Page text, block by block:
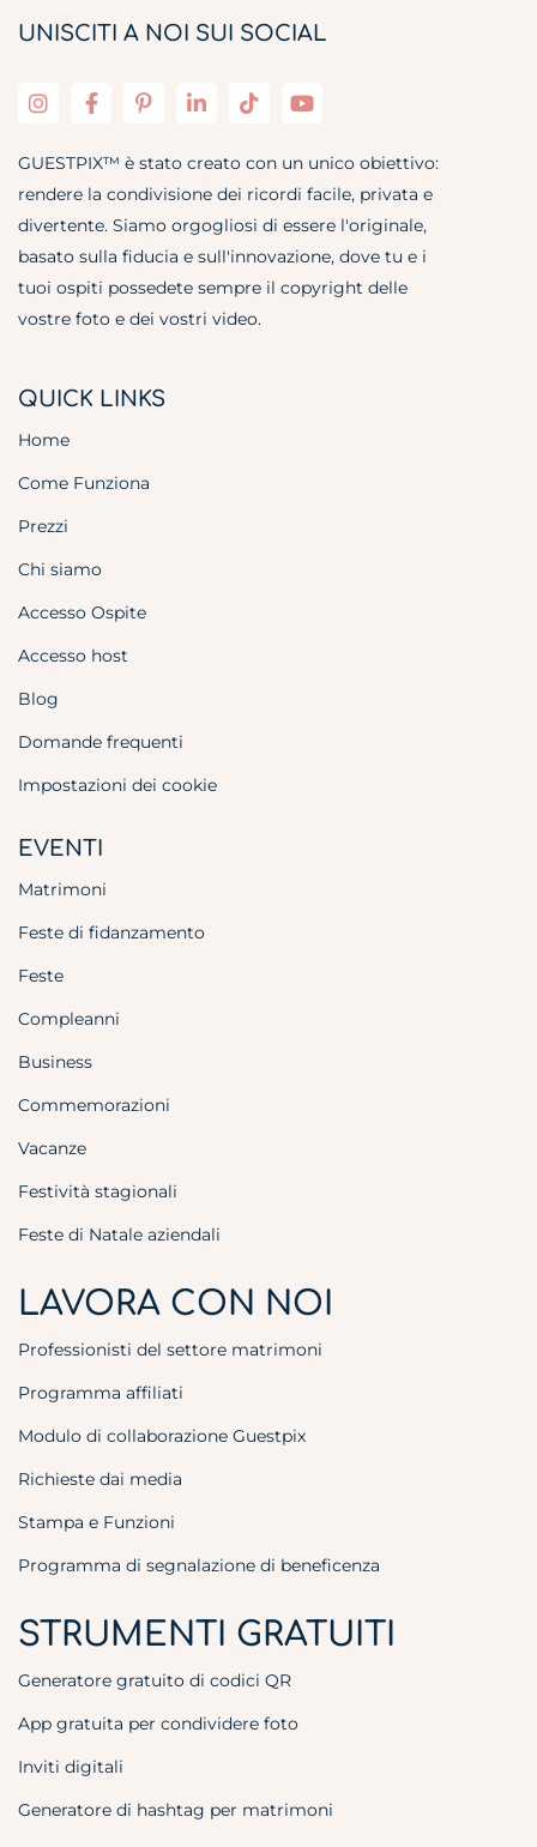
UNISCITI A NOI SUI SOCIAL
GUESTPIX™ è stato creato con un unico obiettivo:
rendere la condivisione dei ricordi facile, privata e
divertente. Siamo orgogliosi di essere l'originale,
basato sulla fiducia e sull'innovazione, dove tu e i
tuoi ospiti possedete sempre il copyright delle
vostre foto e dei vostri video.
QUICK LINKS
Home
Come Funziona
Prezzi
Chi siamo
Accesso Ospite
Accesso host
Blog
Domande frequenti
Impostazioni dei cookie
EVENTI
Matrimoni
Feste di fidanzamento
Feste
Compleanni
Business
Commemorazioni
Vacanze
Festività stagionali
Feste di Natale aziendali
LAVORA CON NOI
Professionisti del settore matrimoni
Programma affiliati
Modulo di collaborazione Guestpix
Richieste dai media
Stampa e Funzioni
Programma di segnalazione di beneficenza
STRUMENTI GRATUITI
Generatore gratuito di codici QR
App gratuita per condividere foto
Inviti digitali
Generatore di hashtag per matrimoni